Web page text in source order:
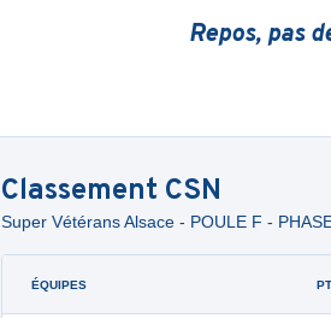
Repos, pas
Classement CSN
Super Vétérans Alsace - POULE F -
ÉQUIPES